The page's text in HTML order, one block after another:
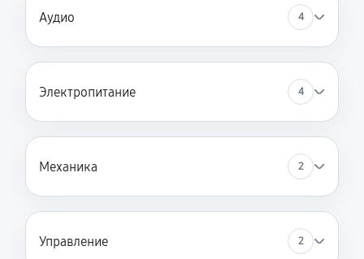
Аудио 4
Электропитание 4
Механика 2
Управление 2